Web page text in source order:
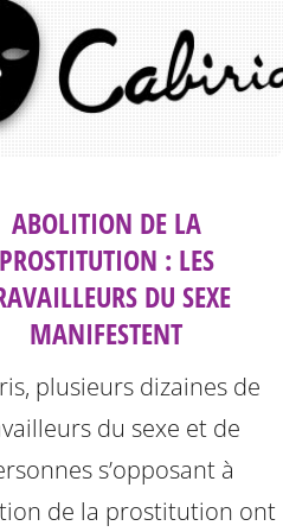
ABOLITION DE LA
PROSTITUTION : LES
DU SEXE
MANIFESTENT
plusieurs dizaines de
du sexe et de
s’opposant à
de la prostitution ont